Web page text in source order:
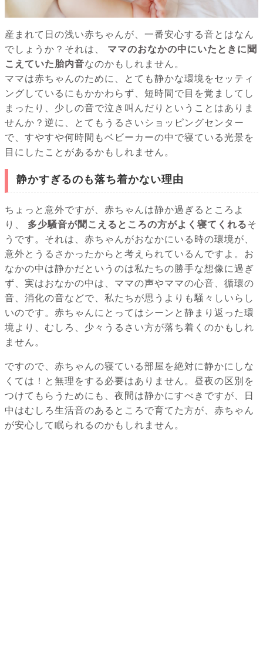
産まれて日の浅い赤ちゃんが、一番安心する音とはなん
でしょうか？それは、
ママのおなかの中にいたときに聞
こえていた胎内音なのかもしれません。
ママは赤ちゃんのために、とても静かな環境をセッティ
ングしているにもかかわらず、短時間で目を覚ましてし
まったり、少しの音で泣き叫んだりということはありま
せんか？逆に、とてもうるさいショッピングセンター
で、すやすや何時間もベビーカーの中で寝ている光景を
目にしたことがあるかもしれません。
静かすぎるのも落ち着かない理由
ちょっと意外ですが、赤ちゃんは静か過ぎるところよ
り、
多少騒音が聞こえるところの方がよく寝てくれるそ
うです。それは、赤ちゃんがおなかにいる時の環境が、
意外とうるさかったからと考えられているんですよ。お
なかの中は静かだというのは私たちの勝手な想像に過ぎ
ず、実はおなかの中は、ママの声やママの心音、循環の
音、消化の音などで、私たちが思うよりも騒々しいらし
いのです。赤ちゃんにとってはシーンと静まり返った環
境より、むしろ、少々うるさい方が落ち着くのかもしれ
ません。
ですので、赤ちゃんの寝ている部屋を絶対に静かにしな
くては！と無理をする必要はありません。昼夜の区別を
つけてもらうためにも、夜間は静かにすべきですが、日
中はむしろ生活音のあるところで育てた方が、赤ちゃん
が安心して眠られるのかもしれません。